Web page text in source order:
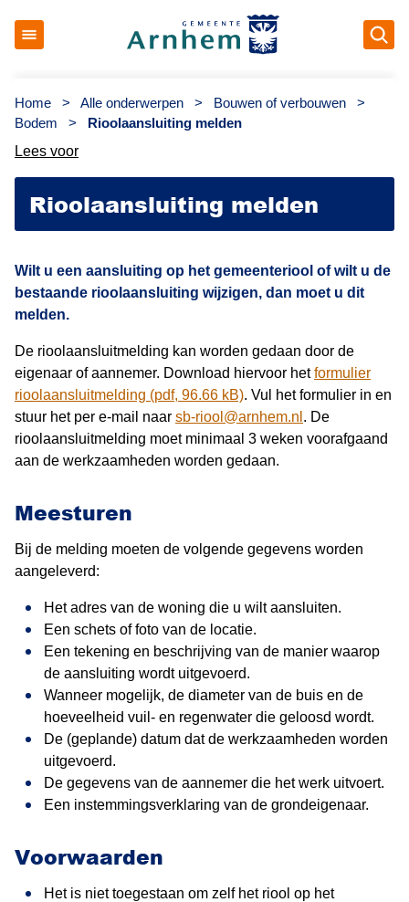
Home > Alle onderwerpen > Bouwen of verbouwen
>
Bodem
>
Rioolaansluiting melden
Lees voor
Rioolaansluiting melden
Wilt u een aansluiting op het gemeenteriool of wilt u de
bestaande rioolaansluiting wijzigen, dan moet u dit
melden.
De rioolaansluitmelding kan worden gedaan door de
eigenaar of aannemer. Download hiervoor hetformulier
rioolaansluitmelding (pdf, 96.66 kB). Vul het formulier in en
stuur het per e-mail naar sb-riool@arnhem.nl . De
rioolaansluitmelding moet minimaal 3 weken voorafgaand
aan de werkzaamheden worden gedaan.
Meesturen
Bij de melding moeten de volgende gegevens worden
aangeleverd:
Het adres van de woning die u wilt aansluiten.
Een schets of foto van de locatie.
Een tekening en beschrijving van de manier waarop
de aansluiting wordt uitgevoerd.
Wanneer mogelijk, de diameter van de buis en de
hoeveelheid vuil- en regenwater die geloosd wordt.
De (geplande) datum dat de werkzaamheden worden
uitgevoerd.
De gegevens van de aannemer die het werk uitvoert.
Een instemmingsverklaring van de grondeigenaar.
Voorwaarden
Het is niet toegestaan om zelf het riool op het